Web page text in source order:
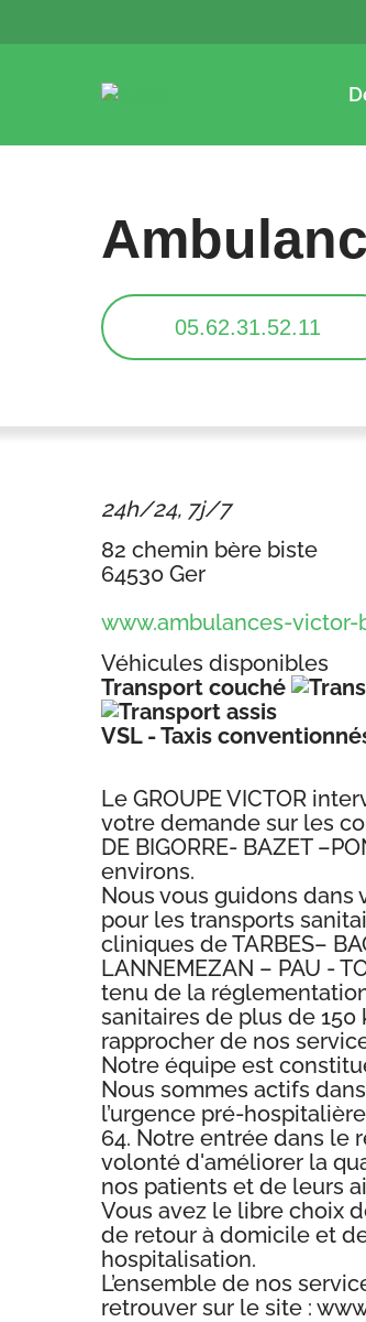
05.62.31.52.11
24h/24, 7j/7
82 chemin bère biste
64530 Ger
www.ambulances-victor-
Véhicules disponibles
Transport couché
VSL - Taxis
Le GROUPE VICTOR
votre demande sur les
DE BIGORRE- BAZET
environs.
Nous vous guidons dans
pour les transports
cliniques de TARBES–
LANNEMEZAN – PAU -
tenu de la
sanitaires de plus de 150
rapprocher de nos
Notre équipe est
Nous sommes actifs
l’urgence pré-
64. Notre entrée dans le
volonté d'améliorer la
nos patients et de leurs
Vous avez le libre choix
de retour à domicile et
hospitalisation.
L’ensemble de nos
retrouver sur le site :